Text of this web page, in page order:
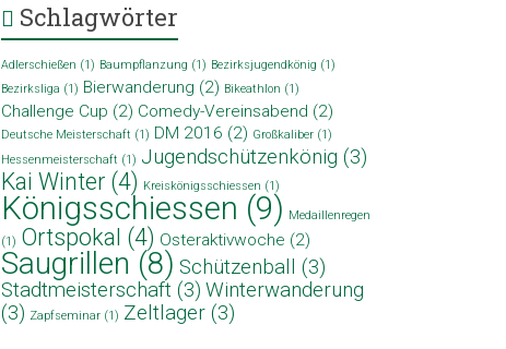
Schlagwörter
Adlerschießen (1) Baumpflanzung (1) Bezirksjugendkönig (1)
Bezirksliga (1) Bierwanderung (2) Bikeathlon (1)
Challenge Cup (2) Comedy-Vereinsabend (2)
Deutsche Meisterschaft (1) DM 2016 (2) Großkaliber (1)
Hessenmeisterschaft (1) Jugendschützenkönig (3)
Kai Winter (4) Kreiskönigsschiessen (1)
Königsschiessen (9) Medaillenregen
(1) Ortspokal (4) Osteraktivwoche (2)
Saugrillen (8) Schützenball
(3)
Stadtmeisterschaft (3) Winterwanderung
(3) Zapfseminar (1) Zeltlager (3)